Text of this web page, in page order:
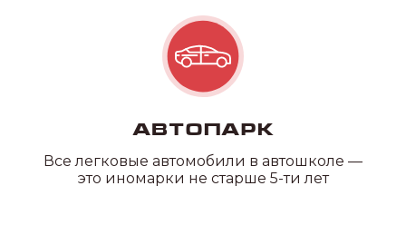
Автопарк
Все легковые автомобили в автошколе —
это иномарки не старше 5-ти лет